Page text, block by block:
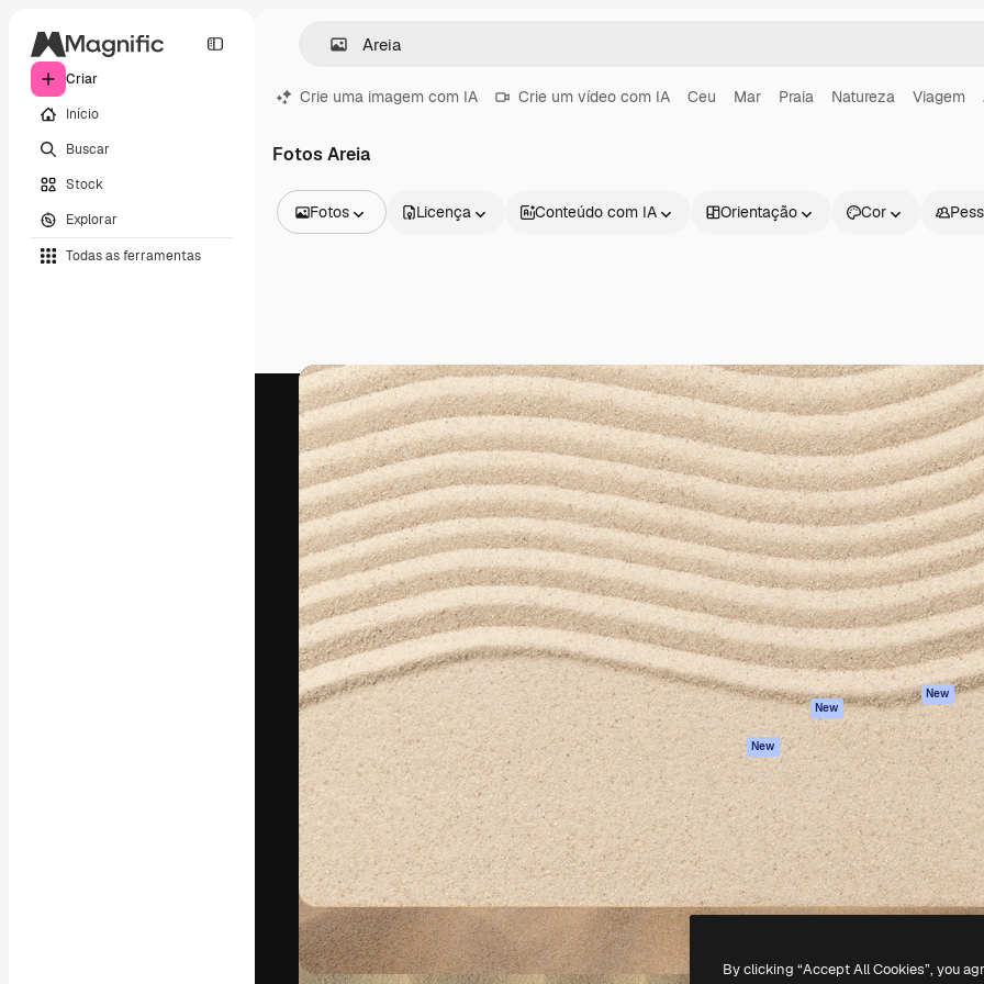
Criar
Início
Buscar
Stock
Explorar
Todas as ferramentas
Crie uma imagem com IA Crie um vídeo com IA Ceu Mar Praia Natureza Viagem
Fotos Areia
Fotos
Vídeos
Clipes de vídeo
Animações
Modelos de vídeos
Ícones
Modelos 3D
Fontes
Licença Conteúdo com IA Orientação Cor
A plataforma criativa para você direcionar
seu melhor trabalho. Mais de 1 milhão de
assinantes entre criativos, empresas,
agências e estúdios.
Português
Produtos
Spaces
Assistente de IA
Gerador de
imagens
Gerador de vídeos
Texto para voz
Conteúdo de stock
MCP para
Claude/ChatGPT
New
Agentes New
API
App móvel
Todas as
ferramentas
Começar
Academy
Documentação
Atendimento
Termos e
condições
Política de
privacidade
Originais New
Política de
Central de
confiabilidade
Afiliados
Empresas
Copyright © 2010- 2026 Freepik Company S.L.U. Todos os direitos reservados.
By clicking “Accept All Cookies”, you